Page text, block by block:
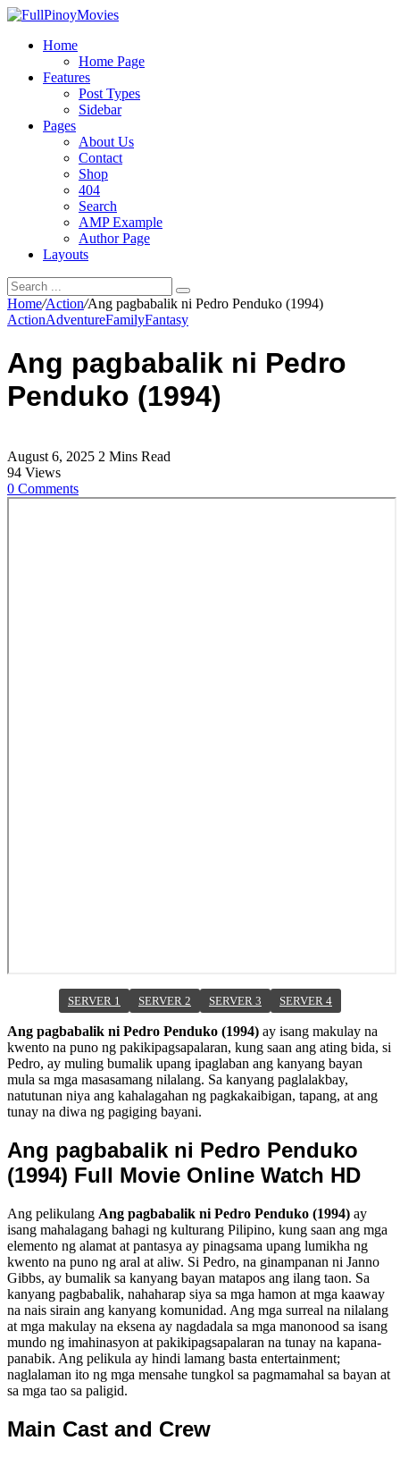
Home
Home Page
Features
Post Types
Sidebar
Pages
About Us
Contact
Shop
404
Search
AMP Example
Author Page
Layouts
Home/Action/Ang pagbabalik ni Pedro Penduko (1994)
ActionAdventureFamilyFantasy
Ang pagbabalik ni Pedro
Penduko (1994)
August 6, 2025 2 Mins Read
94 Views
0 Comments
SERVER 1 SERVER 2 SERVER 3 SERVER 4
Ang pagbabalik ni Pedro Penduko (1994) ay isang makulay na
kwento na puno ng pakikipagsapalaran, kung saan ang ating bida, si
Pedro, ay muling bumalik upang ipaglaban ang kanyang bayan
mula sa mga masasamang nilalang. Sa kanyang paglalakbay,
natutunan niya ang kahalagahan ng pagkakaibigan, tapang, at ang
tunay na diwa ng pagiging bayani.
Ang pagbabalik ni Pedro Penduko
(1994) Full Movie Online Watch HD
Ang pelikulang Ang pagbabalik ni Pedro Penduko (1994) ay
isang mahalagang bahagi ng kulturang Pilipino, kung saan ang mga
elemento ng alamat at pantasya ay pinagsama upang lumikha ng
kwento na puno ng aral at aliw. Si Pedro, na ginampanan ni Janno
Gibbs, ay bumalik sa kanyang bayan matapos ang ilang taon. Sa
kanyang pagbabalik, nahaharap siya sa mga hamon at mga kaaway
na nais sirain ang kanyang komunidad. Ang mga surreal na nilalang
at mga makulay na eksena ay nagdadala sa mga manonood sa isang
mundo ng imahinasyon at pakikipagsapalaran na tunay na kapana-
panabik. Ang pelikula ay hindi lamang basta entertainment;
naglalaman ito ng mga mensahe tungkol sa pagmamahal sa bayan at
sa mga tao sa paligid.
Main Cast and Crew